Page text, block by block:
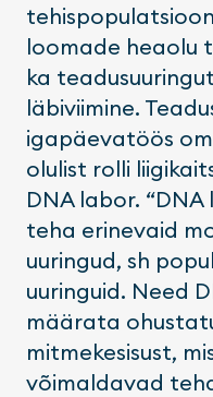
loomade heaolu
ka
läbiviimine.
igapäevatöös
olulist rolli
DNA labor.
teha erinevaid
uuringud, sh
uuringuid. Need
määrata
mitmekesisust,
võimaldavad